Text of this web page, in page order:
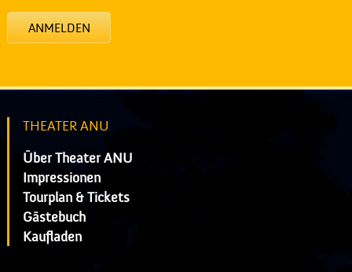
ANMELDEN
THEATER ANU
Über Theater ANU
Impressionen
Tourplan & Tickets
Gästebuch
Kaufladen